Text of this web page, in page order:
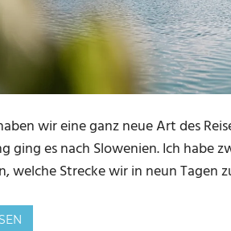
wir eine ganz neue Art des
ging es nach Slowenien. Ich habe
welche Strecke wir in neun Tagen